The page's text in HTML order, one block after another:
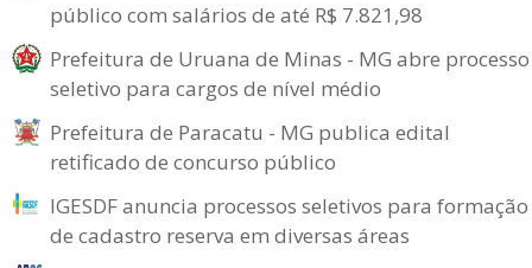
público com salários de até R$ 7.821,98
Prefeitura de Uruana de Minas - MG abre processo
seletivo para cargos de nível médio
Prefeitura de Paracatu - MG publica edital
retificado de concurso público
IGESDF anuncia processos seletivos para formação
de cadastro reserva em diversas áreas